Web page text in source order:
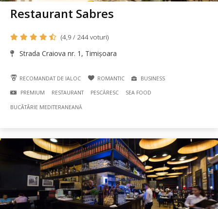
Restaurant Sabres
(4,9 / 244 voturi)
Strada Craiova nr. 1, Timișoara
RECOMANDAT DE IALOC ROMANTIC BUSINESS
PREMIUM RESTAURANT PESCĂRESC SEA FOOD
BUCÃTÃRIE MEDITERANEANĂ